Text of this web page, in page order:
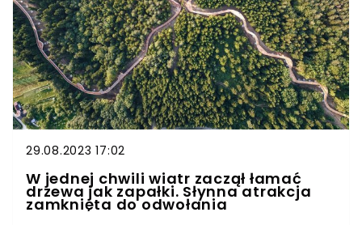
29.08.2023 17:02
W jednej chwili wiatr zaczął łamać
drzewa jak zapałki. Słynna atrakcja
zamknięta do odwołania